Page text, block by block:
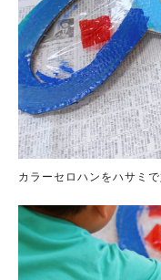
カラーセロハンをハサミ